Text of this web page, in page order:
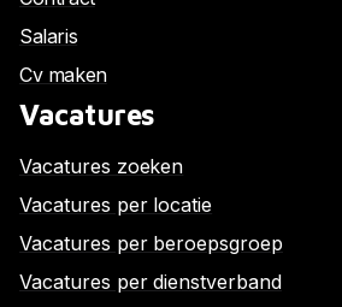
Salaris
Cv maken
Vacatures
Vacatures zoeken
Vacatures per locatie
Vacatures per beroepsgroep
Vacatures per dienstverband